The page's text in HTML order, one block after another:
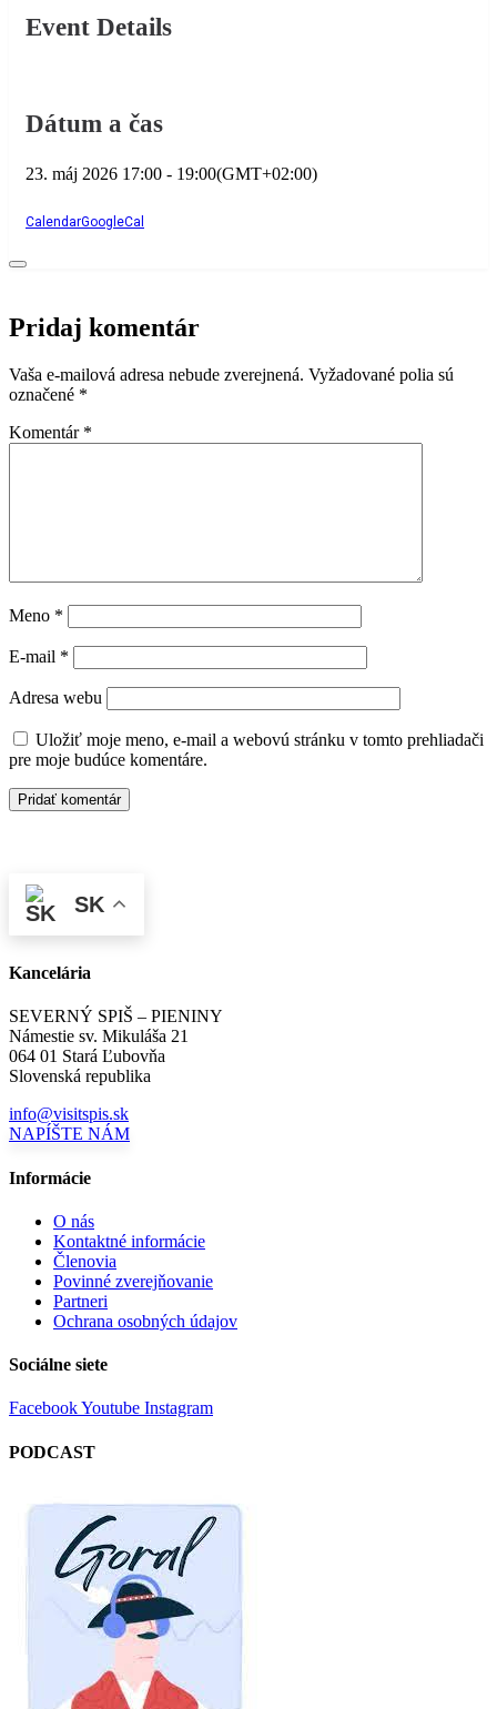
Event Details
Dátum a čas
23. máj 2026 17:00 - 19:00(GMT+02:00)
CalendarGoogleCal
Pridaj komentár
Vaša e-mailová adresa nebude zverejnená. Vyžadované polia sú
označené *
Komentár *
Meno *
E-mail *
Adresa webu
Uložiť moje meno, e-mail a webovú stránku v tomto prehliadači
pre moje budúce komentáre.
SK
Kancelária
SEVERNÝ SPIŠ – PIENINY
Námestie sv. Mikuláša 21
064 01 Stará Ľubovňa
Slovenská republika
info@visitspis.sk
NAPÍŠTE NÁM
Informácie
O nás
Kontaktné informácie
Členovia
Povinné zverejňovanie
Partneri
Ochrana osobných údajov
Sociálne siete
FacebookYoutube Instagram
PODCAST